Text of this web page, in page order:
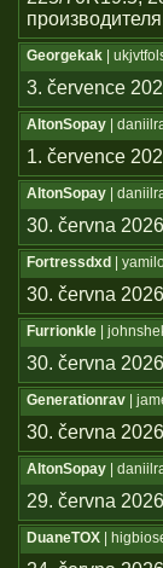
Georgekak |
3. července
AltonSopay |
1. července
AltonSopay |
30. června 2026
Fortressdxd |
30. června 2026
Furrionkle |
30. června 2026
Generationrav |
30. června 2026
AltonSopay |
29. června 2026
DuaneTOX |